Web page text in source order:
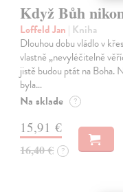
Když Bůh
Loffeld Jan | Kniha
Dlouhou dobu vládlo v
vlastně „nevyléčitelně
jistě budou ptát na Boha.
byla…
Na sklade ?
15,91 €
16,40 € ?